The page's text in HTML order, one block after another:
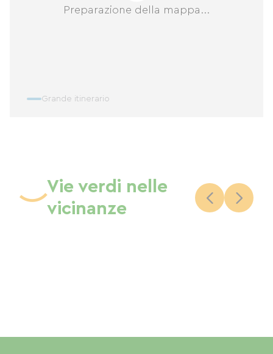
Preparazione della mappa...
Grande itinerario
Vie verdi nelle
vicinanze